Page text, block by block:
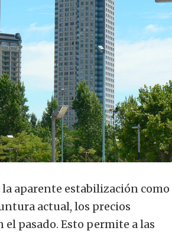
la aparente estabilización como
actual, los precios
pasado. Esto permite a las